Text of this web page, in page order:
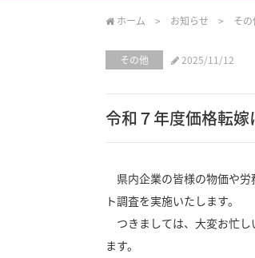
ホーム > お知らせ > その
その他 2025/11/12
令和７年度価格転
県内企業の皆様の物価や労
ト調査を実施いたします。
つきましては、大変お忙し
ます。